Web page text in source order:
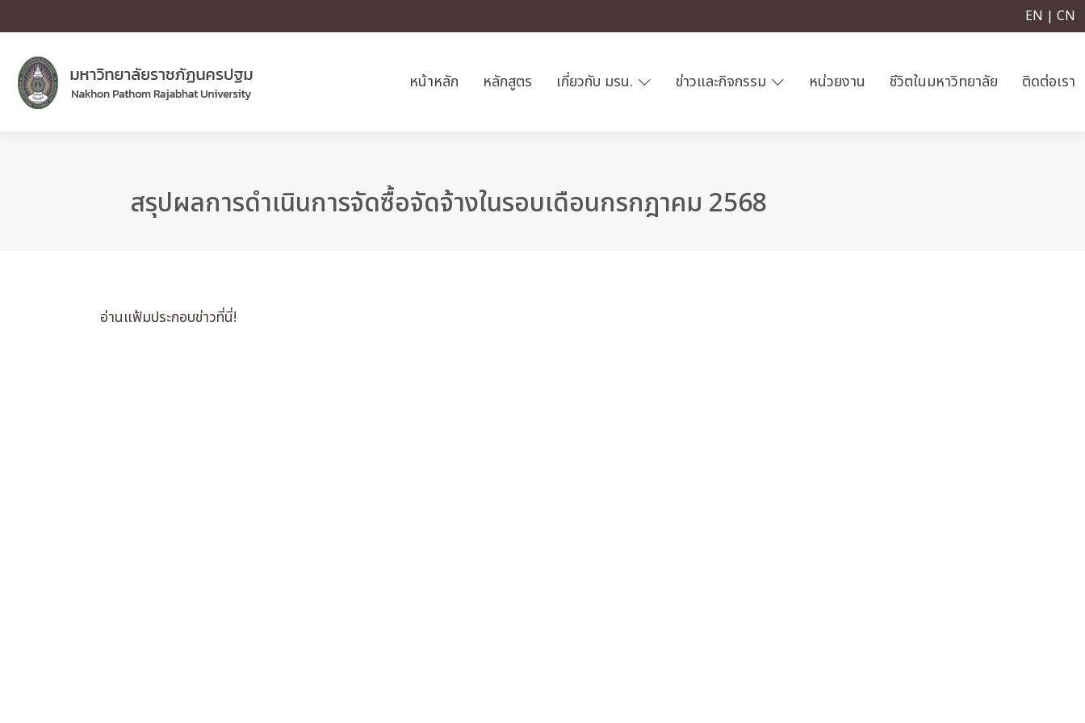
EN | CN
หน้าหลัก หลักสูตร เกี่ยวกับ มรน. ข่าวและกิจกรรม หน่วยงาน ชีวิตในมหาวิทยาลัย ติดต่อเรา
สรุปผลการดำเนินการจัดซื้อจัดจ้างในรอบเดือนกรกฎาคม 2568
อ่านแฟ้มประกอบข่าวที่นี่!